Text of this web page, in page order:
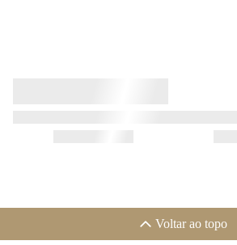
Voltar ao topo